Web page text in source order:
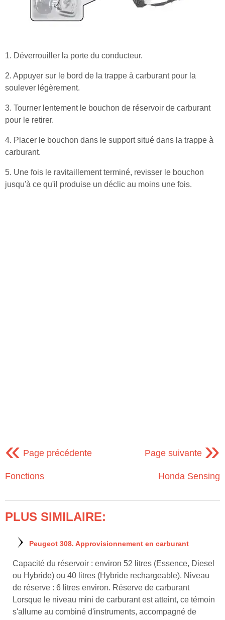
1. Déverrouiller la porte du conducteur.
2. Appuyer sur le bord de la trappe à carburant pour la
soulever légèrement.
3. Tourner lentement le bouchon de réservoir de carburant
pour le retirer.
4. Placer le bouchon dans le support situé dans la trappe à
carburant.
5. Une fois le ravitaillement terminé, revisser le bouchon
jusqu'à ce qu'il produise un déclic au moins une fois.
« Page précédente
Fonctions
Page suivante »
Honda Sensing
PLUS SIMILAIRE:
Peugeot 308. Approvisionnement en carburant
Capacité du réservoir : environ 52 litres (Essence, Diesel
ou Hybride) ou 40 litres (Hybride rechargeable). Niveau
de réserve : 6 litres environ. Réserve de carburant
Lorsque le niveau mini de carburant est atteint, ce témoin
s'allume au combiné d'instruments, accompagné de